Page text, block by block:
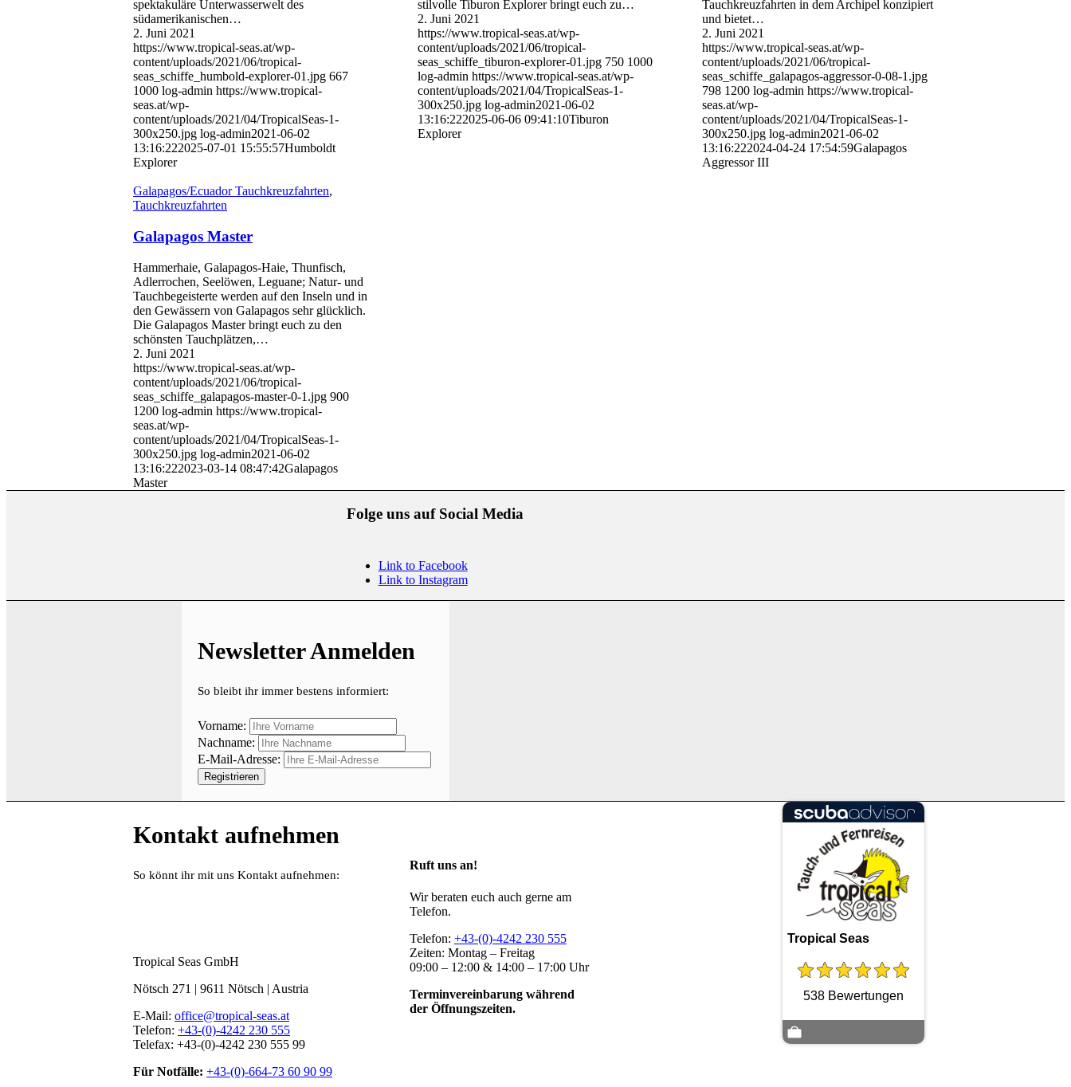
spektakuläre Unterwasserwelt des
südamerikanischen…
2. Juni 2021
https://www.tropical-seas.at/wp-
content/uploads/2021/06/tropical-
seas_schiffe_humbold-explorer-01.jpg 667
1000 log-admin https://www.tropical-
seas.at/wp-
content/uploads/2021/04/TropicalSeas-1-
300x250.jpg log-admin2021-06-02
13:16:222025-07-01 15:55:57Humboldt
Explorer
stilvolle Tiburon Explorer bringt euch zu…
2. Juni 2021
https://www.tropical-seas.at/wp-
content/uploads/2021/06/tropical-
seas_schiffe_tiburon-explorer-01.jpg 750 1000
log-admin https://www.tropical-seas.at/wp-
content/uploads/2021/04/TropicalSeas-1-
300x250.jpg log-admin2021-06-02
13:16:222025-06-06 09:41:10Tiburon
Explorer
Tauchkreuzfahrten in dem Archipel konzipiert
und bietet…
2. Juni 2021
https://www.tropical-seas.at/wp-
content/uploads/2021/06/tropical-
seas_schiffe_galapagos-aggressor-0-08-1.jpg
798 1200 log-admin https://www.tropical-
seas.at/wp-
content/uploads/2021/04/TropicalSeas-1-
300x250.jpg log-admin2021-06-02
13:16:222024-04-24 17:54:59Galapagos
Aggressor III
Galapagos/Ecuador Tauchkreuzfahrten,
Tauchkreuzfahrten
Galapagos Master
Hammerhaie, Galapagos-Haie, Thunfisch,
Adlerrochen, Seelöwen, Leguane; Natur- und
Tauchbegeisterte werden auf den Inseln und in
den Gewässern von Galapagos sehr glücklich.
Die Galapagos Master bringt euch zu den
schönsten Tauchplätzen,…
2. Juni 2021
https://www.tropical-seas.at/wp-
content/uploads/2021/06/tropical-
seas_schiffe_galapagos-master-0-1.jpg 900
1200 log-admin https://www.tropical-
seas.at/wp-
content/uploads/2021/04/TropicalSeas-1-
300x250.jpg log-admin2021-06-02
13:16:222023-03-14 08:47:42Galapagos
Master
Folge uns auf Social Media
Link to Facebook
Link to Instagram
Newsletter Anmelden
So bleibt ihr immer bestens informiert:
Vorname:
Nachname:
E-Mail-Adresse:
Kontakt aufnehmen
So könnt ihr mit uns Kontakt aufnehmen:
Tropical Seas GmbH
Nötsch 271 | 9611 Nötsch | Austria
E-Mail: office@tropical-seas.at
Telefon: +43-(0)-4242 230 555
Telefax: +43-(0)-4242 230 555 99
Für Notfälle: +43-(0)-664-73 60 90 99
Ruft uns an!
Wir beraten euch auch gerne am
Telefon.
Telefon: +43-(0)-4242 230 555
Zeiten: Montag – Freitag
09:00 – 12:00 & 14:00 – 17:00 Uhr
Terminvereinbarung während
der Öffnungszeiten.
Tropical Seas
538 Bewertungen